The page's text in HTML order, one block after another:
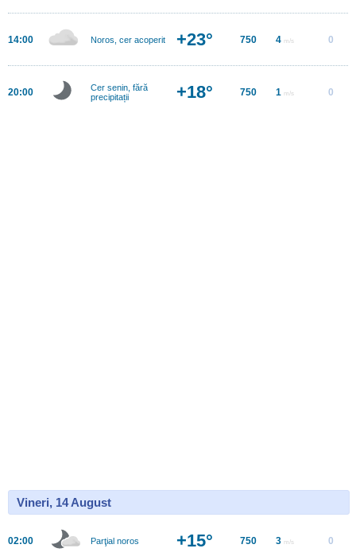
14:00 Noros, cer acoperit +23° 750 4 m/s 0
20:00
Cer senin, fără
precipitații
+18° 750 1 m/s 0
Vineri, 14 August
02:00 Parţial noros +15° 750 3 m/s 0